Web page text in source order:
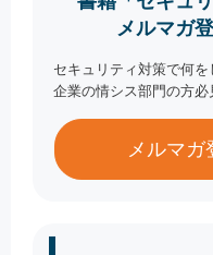
メルマガ
セキュリティ対策で何
企業の情シス部門の方必
メルマガ